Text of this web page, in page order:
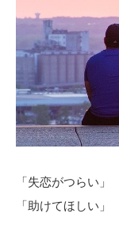
「失恋がつらい」
「助けてほしい」